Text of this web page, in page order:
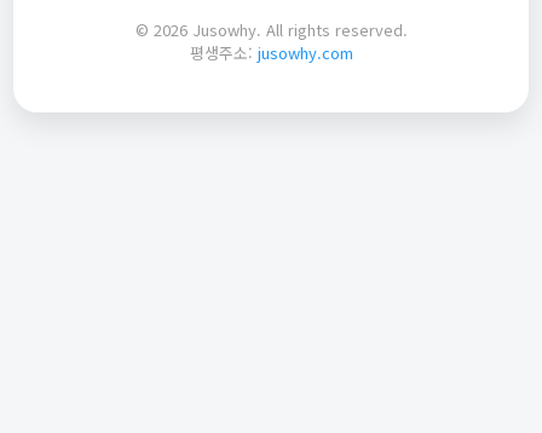
© 2026 Jusowhy. All rights reserved.
평생주소: jusowhy.com